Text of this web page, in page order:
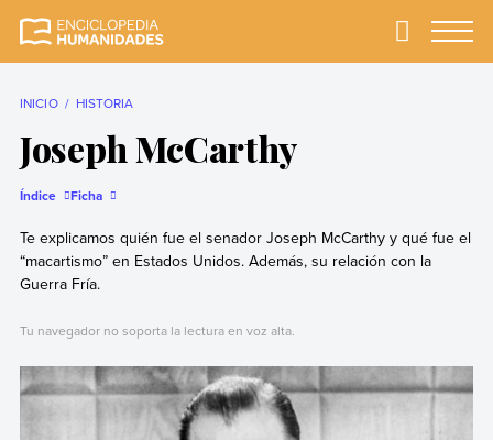
completa y más
Primary
INICIO HISTORIA
Joseph McCarthy
Índice Ficha
Te explicamos quién fue el senador Joseph McCarthy y qué fue el
“macartismo” en Estados Unidos. Además, su relación con la
Guerra Fría.
Tu navegador no soporta la lectura en voz alta.